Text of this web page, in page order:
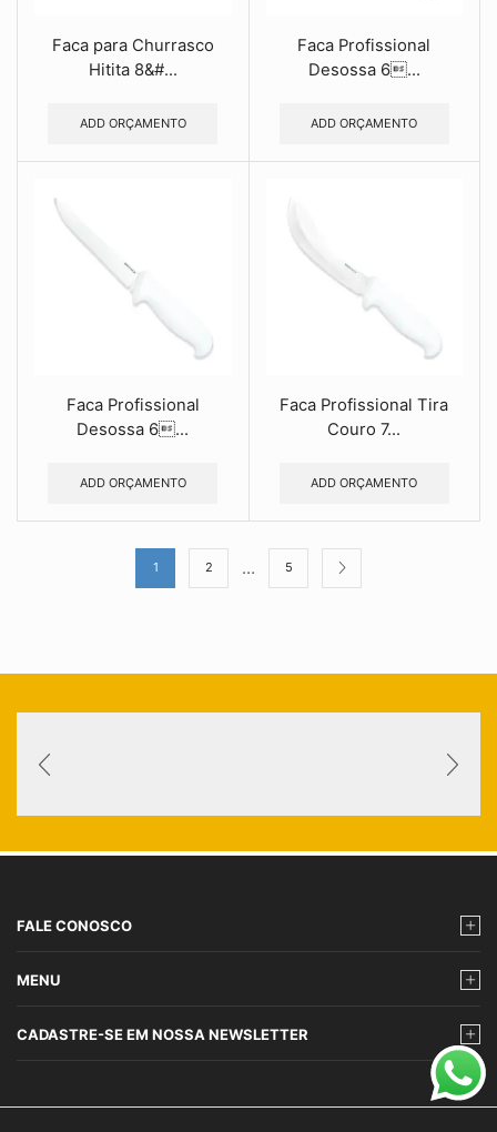
Faca para Churrasco
Hitita 8&#...
ADD ORÇAMENTO
Faca Profissional
Desossa 6...
ADD ORÇAMENTO
Faca Profissional
Desossa 6...
ADD ORÇAMENTO
Faca Profissional Tira
Couro 7...
ADD ORÇAMENTO
1 2 … 5
FALE CONOSCO
MENU
CADASTRE-SE EM NOSSA NEWSLETTER